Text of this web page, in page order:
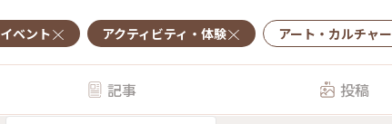
イベント アクティビティ・体験 アート・カルチャー
記事 投稿